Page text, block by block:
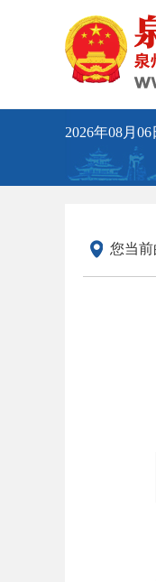
2026年08月
您当前